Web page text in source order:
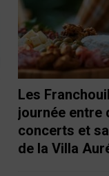
Les
journée entre
concerts et
de la Villa